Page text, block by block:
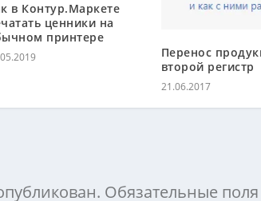
в Контур.Маркете
ценники на
принтере
Перенос
второй регистр
21.06.2017
Обязательные